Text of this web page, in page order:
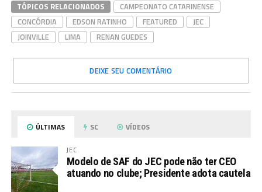
TÓPICOS RELACIONADOS
CAMPEONATO CATARINENSE
CONCÓRDIA
EDSON RATINHO FEATURED
JEC
JOINVILLE
LIMA RENAN GUEDES
DEIXE SEU COMENTÁRIO
ÚLTIMAS SC VÍDEOS
JEC
Modelo de SAF do JEC pode não ter CEO
atuando no clube; Presidente adota cautela